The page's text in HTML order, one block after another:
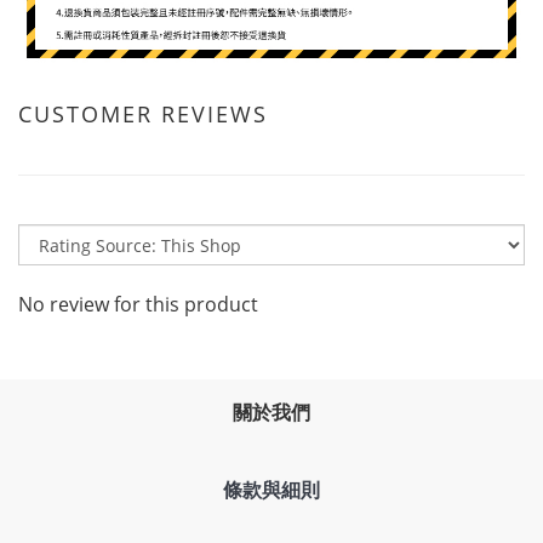
CUSTOMER REVIEWS
No review for this product
關於我們
條款與細則